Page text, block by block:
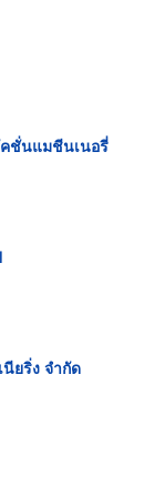
ชั่นแมชีนเนอรี่
ยริ่ง จำกัด